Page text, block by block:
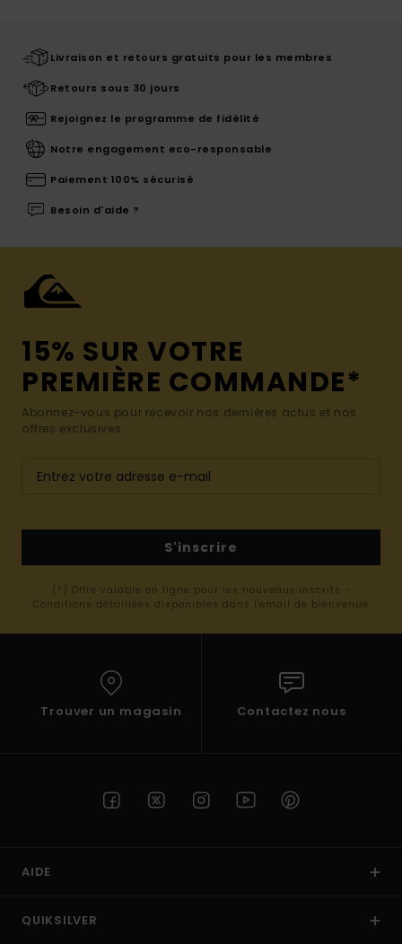
Livraison et retours gratuits pour les membres
Retours sous 30 jours
Rejoignez le programme de fidélité
Notre engagement eco-responsable
Paiement 100% sécurisé
Besoin d'aide ?
15% SUR VOTRE
PREMIÈRE COMMANDE*
Abonnez-vous pour recevoir nos dernières actus et nos
offres exclusives.
S'inscrire
(*) Offre valable en ligne pour les nouveaux inscrits -
Conditions détaillées disponibles dans l'email de bienvenue
Trouver un magasin Contactez nous
AIDE
QUIKSILVER